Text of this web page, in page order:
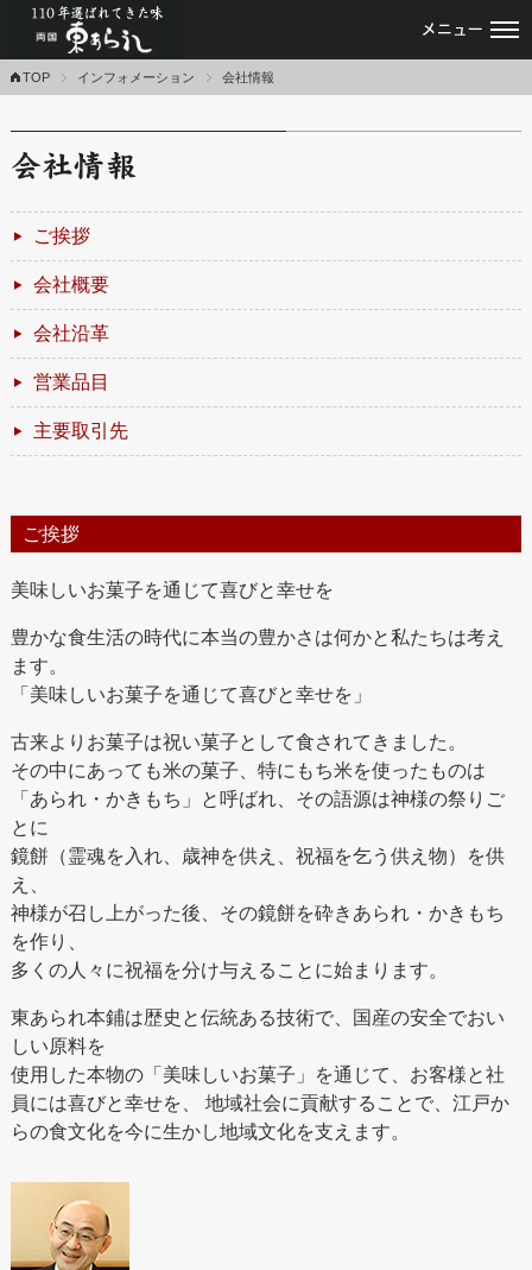
TOP インフォメーション 会社情報
ご挨拶
会社概要
会社沿革
営業品目
主要取引先
ご挨拶
美味しいお菓子を通じて喜びと幸せを
豊かな食生活の時代に本当の豊かさは何かと私たちは考え
ます。
「美味しいお菓子を通じて喜びと幸せを」
古来よりお菓子は祝い菓子として食されてきました。
その中にあっても米の菓子、特にもち米を使ったものは
「あられ・かきもち」と呼ばれ、その語源は神様の祭りご
とに
鏡餅（霊魂を入れ、歳神を供え、祝福を乞う供え物）を供
え、
神様が召し上がった後、その鏡餅を砕きあられ・かきもち
を作り、
多くの人々に祝福を分け与えることに始まります。
東あられ本鋪は歴史と伝統ある技術で、国産の安全でおい
しい原料を
使用した本物の「美味しいお菓子」を通じて、お客様と社
員には喜びと幸せを、 地域社会に貢献することで、江戸か
らの食文化を今に生かし地域文化を支えます。